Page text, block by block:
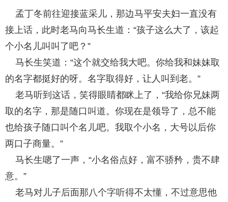
孟丁冬前往迎接蓝采儿，那边马平安夫妇一直没有
接上话，此时老马向马长生道：“孩子这么大了，该起
个小名儿叫叫了吧？”
马长生笑道：“这个就交给我大吧。你给我和妹妹取
的名字都挺好的呀。名字取得好，让人叫到老。”
老马听到这话，笑得眼睛都眯上了，“我给你兄妹两
取的名字，那是随口叫道。你现在是领导了，总不能
也给孩子随口叫个名儿吧。我取个小名，大号以后你
两口子商量。”
马长生嗯了一声，“小名俗点好，富不骄矜，贵不肆
意。”
老马对儿子后面那八个字听得不太懂，不过意思他